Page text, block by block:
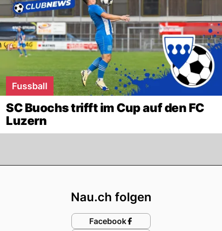
Fussball
SC Buochs trifft im Cup auf den FC
Luzern
Nau.ch folgen
Facebook